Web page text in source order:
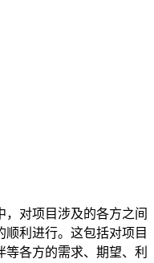
对项目涉及的各方之间
利进行。这包括对项目
各方的需求、期望、利